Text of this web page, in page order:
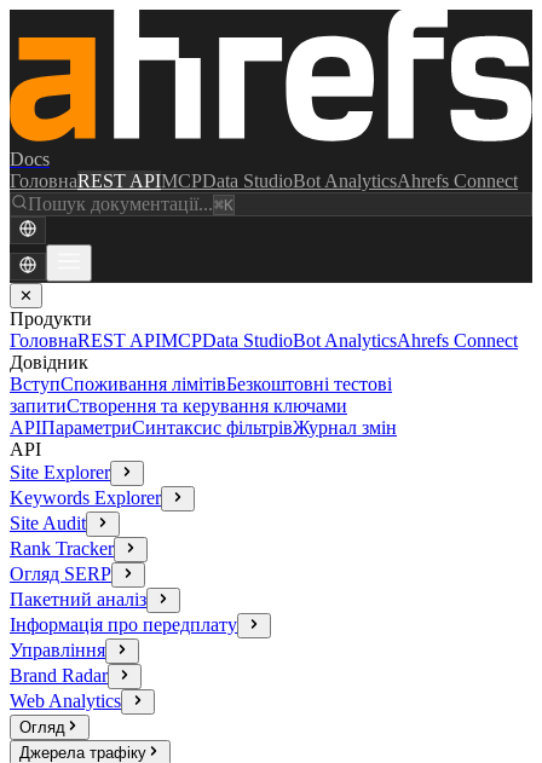
Docs
ГоловнаREST APIMCPData StudioBot AnalyticsAhrefs Connect
Пошук документації...⌘K
✕
Продукти
ГоловнаREST APIMCPData StudioBot AnalyticsAhrefs Connect
Довідник
ВступСпоживання лімітівБезкоштовні тестові
запитиСтворення та керування ключами
APIПараметриСинтаксис фільтрівЖурнал змін
API
Site Explorer
Keywords Explorer
Site Audit
Rank Tracker
Огляд SERP
Пакетний аналіз
Інформація про передплату
Управління
Brand Radar
Web Analytics
Огляд
Джерела трафіку